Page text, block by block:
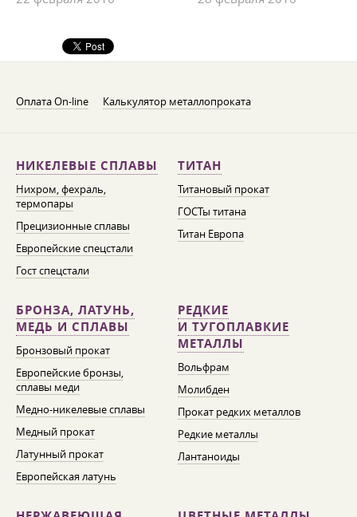
Оплата On-line Калькулятор металлопроката
НИКЕЛЕВЫЕ СПЛАВЫ
Нихром, фехраль,
термопары
Прецизионные сплавы
Европейские спецстали
Гост спецстали
ТИТАН
Титановый прокат
ГОСТы титана
Титан Европа
БРОНЗА, ЛАТУНЬ,
МЕДЬ И СПЛАВЫ
Бронзовый прокат
Европейские бронзы,
сплавы меди
Медно-никелевые сплавы
Медный прокат
Латунный прокат
Европейская латунь
РЕДКИЕ
И ТУГОПЛАВКИЕ
МЕТАЛЛЫ
Вольфрам
Молибден
Прокат редких металлов
Редкие металлы
Лантаноиды